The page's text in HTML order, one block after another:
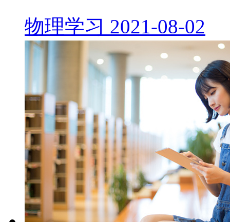
物理学习 2021-08-02